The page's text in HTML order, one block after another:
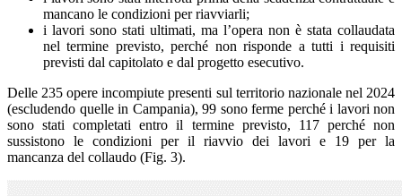
mancano le condizioni per riavviarli;
i lavori sono stati ultimati, ma l’opera non è stata collaudata
nel termine previsto, perché non risponde a tutti i requisiti
previsti dal capitolato e dal progetto esecutivo.
Delle 235 opere incompiute presenti sul territorio nazionale nel 2024
(escludendo quelle in Campania), 99 sono ferme perché i lavori non
sono stati completati entro il termine previsto, 117 perché non
sussistono le condizioni per il riavvio dei lavori e 19 per la
mancanza del collaudo (Fig. 3).